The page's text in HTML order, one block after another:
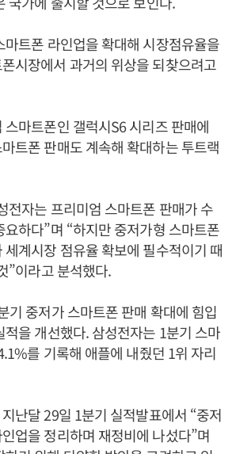
마트폰 라인업을 확대해 시장점유율을
시장에서 과거의 위상을 되찾으려고
마트폰인 갤럭시S6 시리즈 판매에
트폰 판매도 계속해 확대하는 투트랙
전자는 프리미엄 스마트폰 판매가 수
하다”며 “하지만 중저가형 스마트폰
계시장 점유율 확보에 필수적이기 때
”이라고 분석했다.
기 중저가 스마트폰 판매 확대에 힘입
적을 개선했다. 삼성전자는 1분기 스마
를 기록해 애플에 내줬던 1위 자리
난달 29일 1분기 실적발표에서 “중저
업을 정리하며 재정비에 나섰다”며